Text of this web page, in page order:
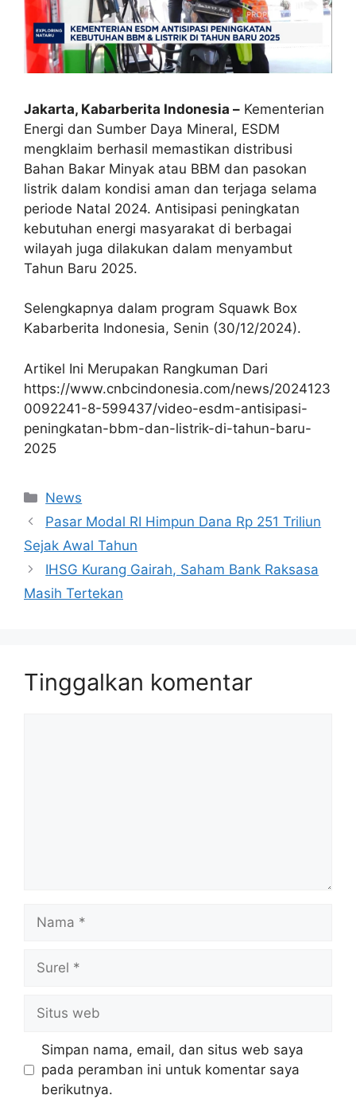
Jakarta, Kabarberita Indonesia – Kementerian
Energi dan Sumber Daya Mineral, ESDM
mengklaim berhasil memastikan distribusi
Bahan Bakar Minyak atau BBM dan pasokan
listrik dalam kondisi aman dan terjaga selama
periode Natal 2024. Antisipasi peningkatan
kebutuhan energi masyarakat di berbagai
wilayah juga dilakukan dalam menyambut
Tahun Baru 2025.
Selengkapnya dalam program Squawk Box
Kabarberita Indonesia, Senin (30/12/2024).
Artikel Ini Merupakan Rangkuman Dari
https://www.cnbcindonesia.com/news/2024123
0092241-8-599437/video-esdm-antisipasi-
peningkatan-bbm-dan-listrik-di-tahun-baru-
2025
Kategori
News
Pasar Modal RI Himpun Dana Rp 251 Triliun
Sejak Awal Tahun
IHSG Kurang Gairah, Saham Bank Raksasa
Masih Tertekan
Tinggalkan komentar
web
Simpan nama, email, dan situs web saya
pada peramban ini untuk komentar saya
berikutnya.